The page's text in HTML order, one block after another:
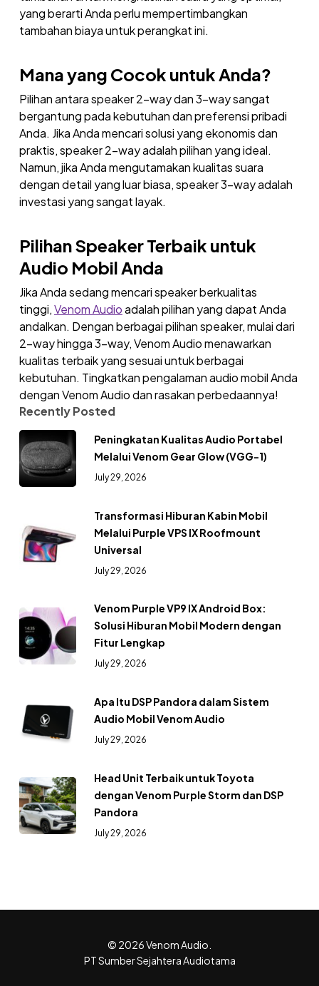
yang berarti Anda perlu mempertimbangkan
tambahan biaya untuk perangkat ini.
Mana yang Cocok untuk Anda?
Pilihan antara speaker 2-way dan 3-way sangat
bergantung pada kebutuhan dan preferensi pribadi
Anda. Jika Anda mencari solusi yang ekonomis dan
praktis, speaker 2-way adalah pilihan yang ideal.
Namun, jika Anda mengutamakan kualitas suara
dengan detail yang luar biasa, speaker 3-way adalah
investasi yang sangat layak.
Pilihan Speaker Terbaik untuk
Audio Mobil Anda
Jika Anda sedang mencari speaker berkualitas
tinggi,Venom Audioadalah pilihan yang dapat Anda
andalkan. Dengan berbagai pilihan speaker, mulai dari
2-way hingga 3-way, Venom Audio menawarkan
kualitas terbaik yang sesuai untuk berbagai
kebutuhan. Tingkatkan pengalaman audio mobil Anda
dengan Venom Audio dan rasakan perbedaannya!
Recently Posted
Peningkatan Kualitas Audio Portabel
Melalui Venom Gear Glow (VGG-1)
July 29, 2026
Transformasi Hiburan Kabin Mobil
Melalui Purple VPS IX Roofmount
Universal
July 29, 2026
Venom Purple VP9 IX Android Box:
Solusi Hiburan Mobil Modern dengan
Fitur Lengkap
July 29, 2026
Apa Itu DSP Pandora dalam Sistem
Audio Mobil Venom Audio
July 29, 2026
Head Unit Terbaik untuk Toyota
dengan Venom Purple Storm dan DSP
Pandora
July 29, 2026
© 2026 Venom Audio.
PT Sumber Sejahtera Audiotama